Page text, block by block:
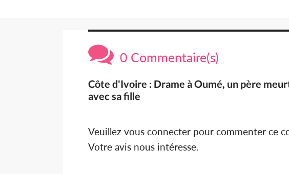
0 Commentaire(s)
Côte d'Ivoire : Drame à Oumé, un père
avec sa fille
Veuillez vous connecter pour commenter ce
Votre avis nous intéresse.